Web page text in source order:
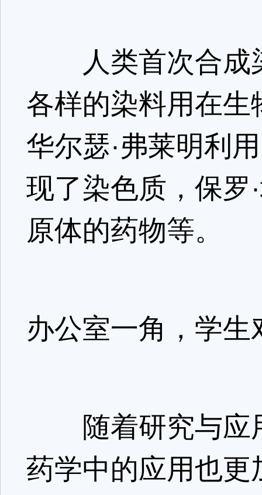
人类首次合成
各样的染料用在
华尔瑟·弗莱明利
现了染色质，保罗
原体的药物等。
办公室一角，学
随着研究与应
药学中的应用也